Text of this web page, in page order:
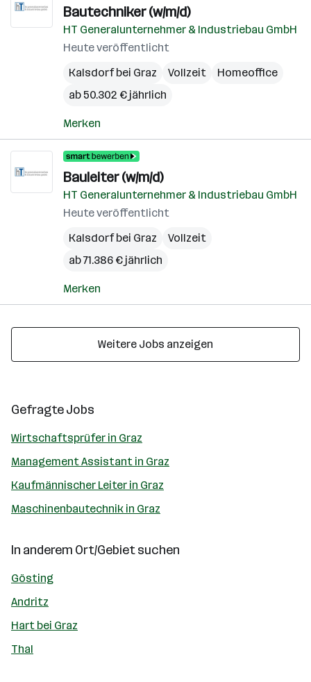
Bautechniker (w/m/d)
HT Generalunternehmer & Industriebau GmbH
Heute veröffentlicht
Kalsdorf bei Graz
Vollzeit
Homeoffice
ab 50.302 € jährlich
Merken
Bauleiter (w/m/d)
HT Generalunternehmer & Industriebau GmbH
Heute veröffentlicht
Kalsdorf bei Graz
Vollzeit
ab 71.386 € jährlich
Merken
Weitere Jobs anzeigen
Gefragte Jobs
Wirtschaftsprüfer in Graz
Management Assistant in Graz
Kaufmännischer Leiter in Graz
Maschinenbautechnik in Graz
In anderem Ort/Gebiet suchen
Gösting
Andritz
Hart bei Graz
Thal